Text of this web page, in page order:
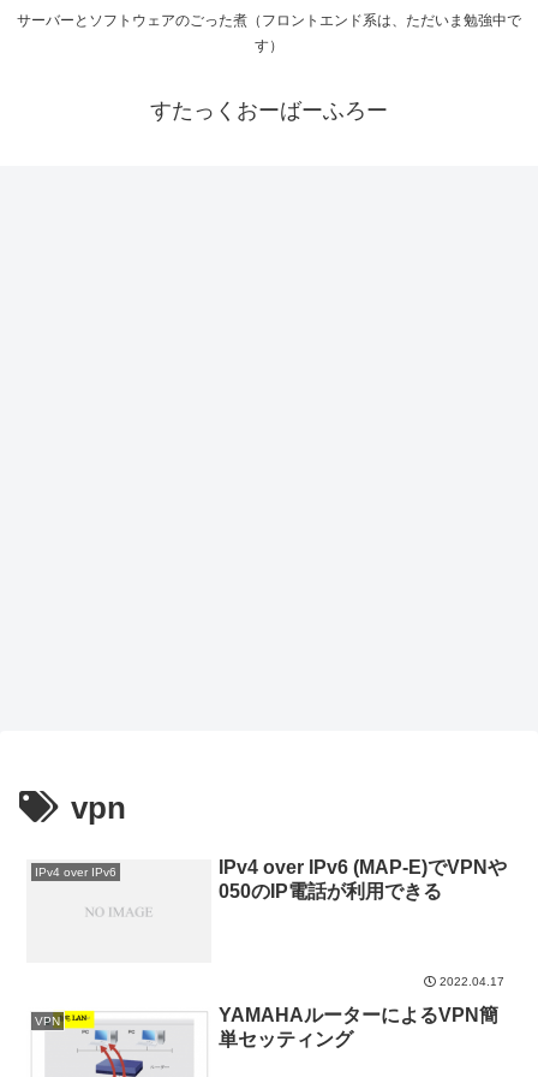
サーバーとソフトウェアのごった煮（フロントエンド系は、ただいま勉強中で
す）
すたっくおーばーふろー
vpn
IPv4 over IPv6
IPv4 over IPv6 (MAP-E)でVPNや
050のIP電話が利用できる
2022.04.17
VPN
YAMAHAルーターによるVPN簡
単セッティング